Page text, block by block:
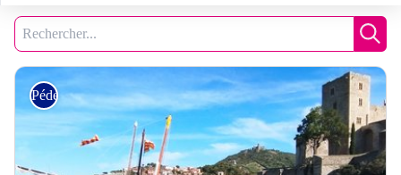
Recherche
Pédestre